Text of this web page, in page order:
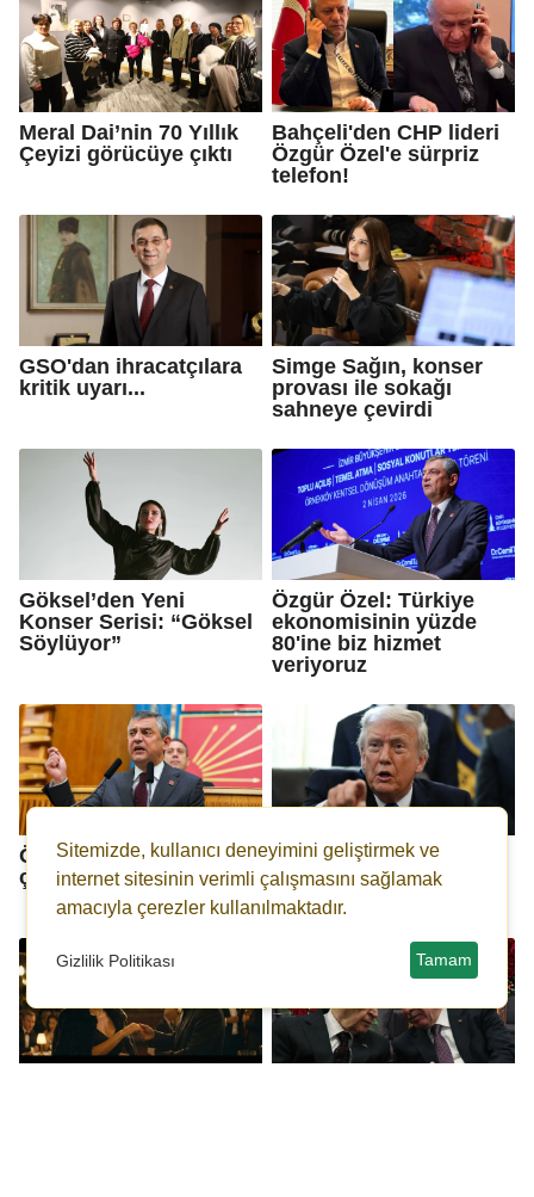
Meral Dai’nin 70 Yıllık
Çeyizi görücüye çıktı
Bahçeli'den CHP lideri
Özgür Özel'e sürpriz
telefon!
GSO'dan ihracatçılara
kritik uyarı...
Simge Sağın, konser
provası ile sokağı
sahneye çevirdi
Göksel’den Yeni
Konser Serisi: “Göksel
Söylüyor”
Özgür Özel: Türkiye
ekonomisinin yüzde
80'ine biz hizmet
veriyoruz
Özgür Özel: Yine balta
çektiler arkadaş...
Trump: Onlara henüz
sert bir darbe
indirmedik bile...
Sitemizde, kullanıcı deneyimini geliştirmek ve
internet sitesinin verimli çalışmasını sağlamak
amacıyla çerezler kullanılmaktadır.
Gizlilik Politikası Tamam